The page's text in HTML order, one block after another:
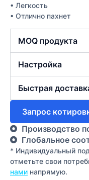
• Легкость
• Отлично пахнет
MOQ продукта
Настройка
Быстрая
Запрос
Производство
Глобальное
* Индивидуальный
отметьте свои
нами напрямую.